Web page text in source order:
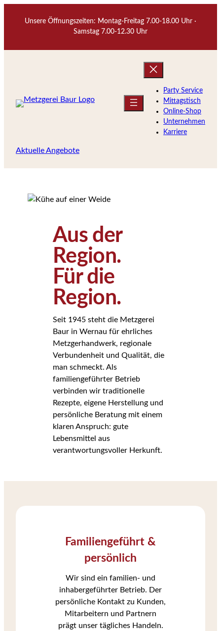
Unsere Öffnungszeiten: Montag-Freitag 7.00-18.00 Uhr ·
Samstag 7.00-12.30 Uhr
Party Service
Mittagstisch
Online-Shop
Unternehmen
Karriere
Aktuelle Angebote
Aus der
Region.
Für die
Region.
Seit 1945 steht die Metzgerei
Baur in Wernau für ehrliches
Metzgerhandwerk, regionale
Verbundenheit und Qualität, die
man schmeckt. Als
familiengeführter Betrieb
verbinden wir traditionelle
Rezepte, eigene Herstellung und
persönliche Beratung mit einem
klaren Anspruch: gute
Lebensmittel aus
verantwortungsvoller Herkunft.
Familiengeführt &
persönlich
Wir sind ein familien- und
inhabergeführter Betrieb. Der
persönliche Kontakt zu Kunden,
Mitarbeitern und Partnern
prägt unser tägliches Handeln.